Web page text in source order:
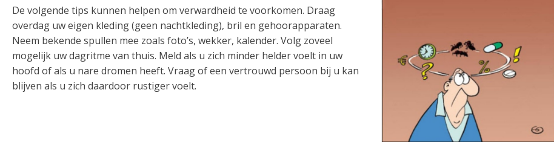
De volgende tips kunnen helpen om verwardheid te voorkomen. Draag
overdag uw eigen kleding (geen nachtkleding), bril en gehoorapparaten.
Neem bekende spullen mee zoals foto’s, wekker, kalender. Volg zoveel
mogelijk uw dagritme van thuis. Meld als u zich minder helder voelt in uw
hoofd of als u nare dromen heeft. Vraag of een vertrouwd persoon bij u kan
blijven als u zich daardoor rustiger voelt.